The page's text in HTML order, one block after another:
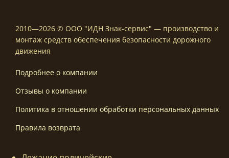
2010—2026 © ООО "ИДН Знак-сервис" — производство и
монтаж средств обеспечения безопасности дорожного
движения
Подробнее о компании
Отзывы о компании
Политика в отношении обработки персональных данных
Правила возврата